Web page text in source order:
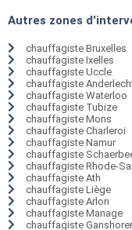
Autres zones
chauffagiste Bruxelles
chauffagiste Ixelles
chauffagiste Uccle
chauffagiste
chauffagiste Waterloo
chauffagiste Tubize
chauffagiste Mons
chauffagiste Charleroi
chauffagiste Namur
chauffagiste
chauffagiste Rhode-
chauffagiste Ath
chauffagiste Liège
chauffagiste Arlon
chauffagiste Manage
chauffagiste